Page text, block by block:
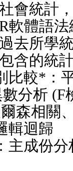
會統計
軟體語
去所學
含的統
比較*：
分析 (F
森相關
輯迴歸
主成份